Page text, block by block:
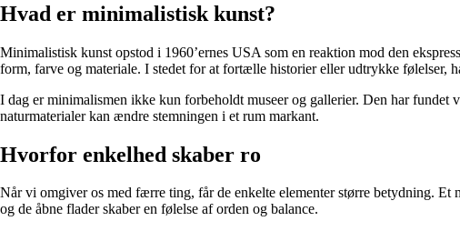
Hvad er minimalistisk kunst?
Minimalistisk kunst opstod i 1960’ernes USA som en reaktion mod den
form, farve og materiale. I stedet for at fortælle historier eller udtrykke følelser,
I dag er minimalismen ikke kun forbeholdt museer og gallerier. Den har
naturmaterialer kan ændre stemningen i et rum markant.
Hvorfor enkelhed skaber ro
Når vi omgiver os med færre ting, får de enkelte elementer større betydning.
og de åbne flader skaber en følelse af orden og balance.